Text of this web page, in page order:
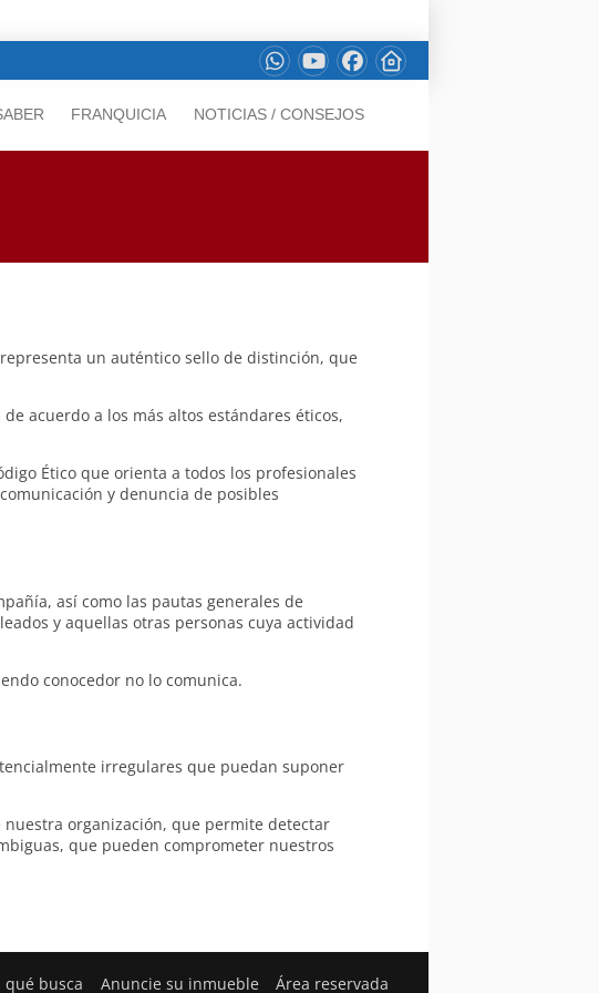
FRANQUICIA NOTICIAS / CONSEJOS
un auténtico sello de distinción, que
de acuerdo a los más altos estándares éticos,
Ético que orienta a todos los profesionales
y denuncia de posibles
así como las pautas generales de
y aquellas otras personas cuya actividad
conocedor no lo comunica.
irregulares que puedan suponer
nuestra organización, que permite detectar
que pueden comprometer nuestros
qué busca Anuncie su inmueble Área reservada